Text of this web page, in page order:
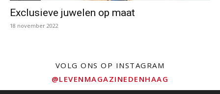
Exclusieve juwelen op maat
18 november 2022
VOLG ONS OP INSTAGRAM
@LEVENMAGAZINEDENHAAG